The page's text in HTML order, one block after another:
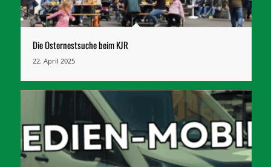
Die Osternestsuche beim KJR
22. April 2025